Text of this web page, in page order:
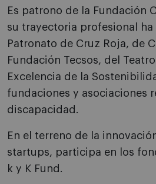
Es patrono de la Fundación
su trayectoria profesional ha
Patronato de Cruz Roja, de
Fundación Tecsos, del
Excelencia de la
fundaciones y asociaciones
discapacidad.
En el terreno de la
startups, participa en los
k y K Fund.